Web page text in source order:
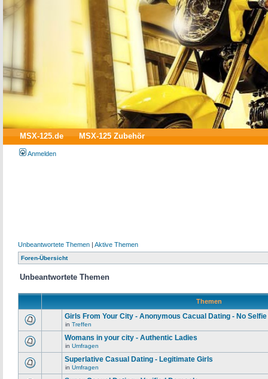
MSX-125.de MSX-125 Zubehör
Anmelden
Unbeantwortete Themen | Aktive Themen
Foren-Übersicht
Unbeantwortete Themen
Themen
Girls From Your City - Anonymous Cacual Dating - No Selfie
in Treffen
Womans in your city - Authentic Ladies
in Umfragen
Superlative Сasual Dating - Legitimate Girls
in Umfragen